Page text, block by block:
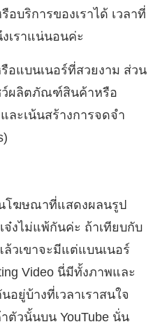
บริการของเราได้ เวลาที่
เราแน่นอนค่ะ
อแบนเนอร์ที่สวยงาม ส่วน
ว์ผลิตภัณฑ์สินค้าหรือ
ละเน้นสร้างการจดจำ
โฆษณาที่แสดงผลนรูป
จ๋งไม่แพ้กันค่ะ ถ้าเทียบกับ
ล้วเขาจะมีแต่แบนเนอร์
Video นี่มีทั้งภาพและ
อยู่บ้างที่เวลาเราสนใจ
ตัวนั้นบน YouTube นั่น